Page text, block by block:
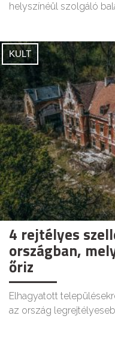
helyszínéül szolgáló
KULT
4 rejtélyes
országban,
őriz
Elhagyatott
az ország